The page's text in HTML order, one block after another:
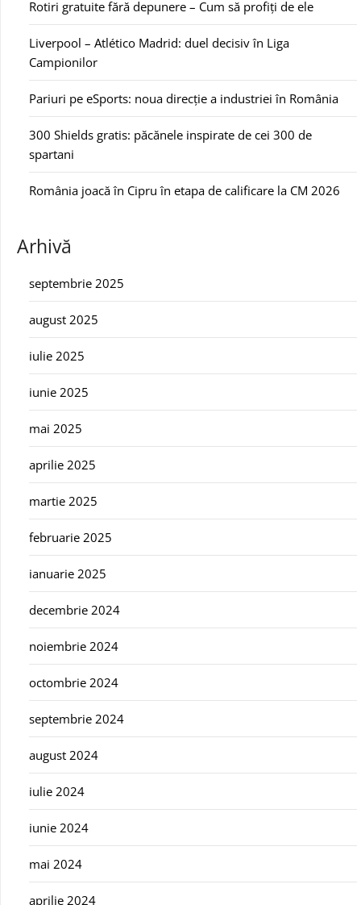
Rotiri gratuite fără depunere – Cum să profiți de ele
Liverpool – Atlético Madrid: duel decisiv în Liga
Campionilor
Pariuri pe eSports: noua direcție a industriei în România
300 Shields gratis: păcănele inspirate de cei 300 de
spartani
România joacă în Cipru în etapa de calificare la CM 2026
Arhivă
septembrie 2025
august 2025
iulie 2025
iunie 2025
mai 2025
aprilie 2025
martie 2025
februarie 2025
ianuarie 2025
decembrie 2024
noiembrie 2024
octombrie 2024
septembrie 2024
august 2024
iulie 2024
iunie 2024
mai 2024
aprilie 2024